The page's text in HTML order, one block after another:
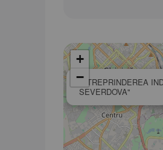
INTREPRINDEREA
SEVERDOVA"
+
−